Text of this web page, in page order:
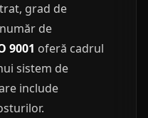
grad de
de
9001 oferă cadrul
sistem de
include